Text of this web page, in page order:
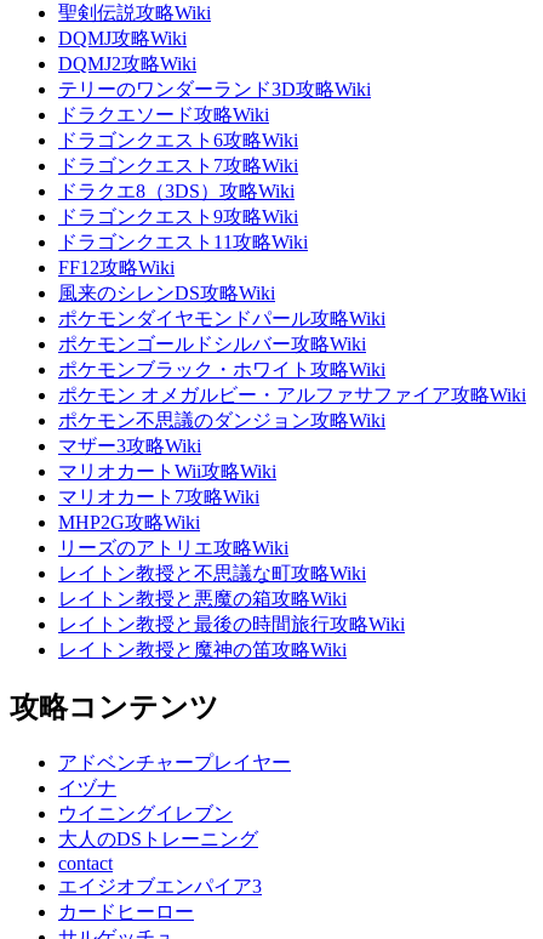
聖剣伝説攻略Wiki
DQMJ攻略Wiki
DQMJ2攻略Wiki
テリーのワンダーランド3D攻略Wiki
ドラクエソード攻略Wiki
ドラゴンクエスト6攻略Wiki
ドラゴンクエスト7攻略Wiki
ドラクエ8（3DS）攻略Wiki
ドラゴンクエスト9攻略Wiki
ドラゴンクエスト11攻略Wiki
FF12攻略Wiki
風来のシレンDS攻略Wiki
ポケモンダイヤモンドパール攻略Wiki
ポケモンゴールドシルバー攻略Wiki
ポケモンブラック・ホワイト攻略Wiki
ポケモン オメガルビー・アルファサファイア攻略Wiki
ポケモン不思議のダンジョン攻略Wiki
マザー3攻略Wiki
マリオカートWii攻略Wiki
マリオカート7攻略Wiki
MHP2G攻略Wiki
リーズのアトリエ攻略Wiki
レイトン教授と不思議な町攻略Wiki
レイトン教授と悪魔の箱攻略Wiki
レイトン教授と最後の時間旅行攻略Wiki
レイトン教授と魔神の笛攻略Wiki
攻略コンテンツ
アドベンチャープレイヤー
イヅナ
ウイニングイレブン
大人のDSトレーニング
contact
エイジオブエンパイア3
カードヒーロー